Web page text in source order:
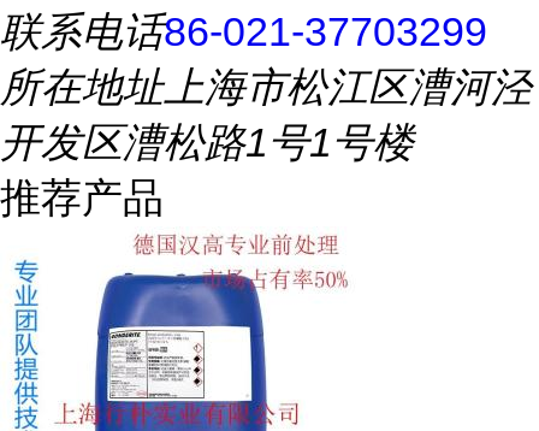
联系电话86-021-37703299
所在地址上海市松江区漕河泾
开发区漕松路1号1号楼
推荐产品